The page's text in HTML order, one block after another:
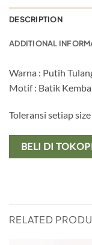
DESCRIPTION
ADDITIONAL
Warna : Putih
Motif : Batik
Toleransi setiap
BELI DI
RELATED